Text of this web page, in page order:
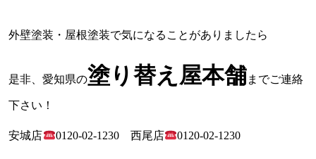
外壁塗装・屋根塗装で気になることがありましたら
是非、愛知県の塗り替え屋本舗までご連絡
下さい！
安城店 0120-02-1230西尾店 0120-02-1230